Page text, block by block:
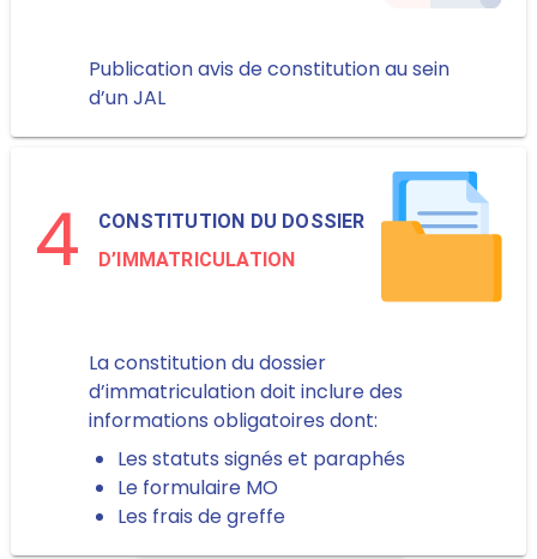
Publication avis de constitution au sein
d’un JAL
4
CONSTITUTION DU DOSSIER
D’IMMATRICULATION
La constitution du dossier
d’immatriculation doit inclure des
informations obligatoires dont:
Les statuts signés et paraphés
Le formulaire MO
Les frais de greffe